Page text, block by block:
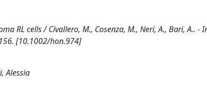
RL cells / Civallero, M., Cosenza, M., Neri, A., Bari, A.. -
[10.1002/hon.974]
Alessia